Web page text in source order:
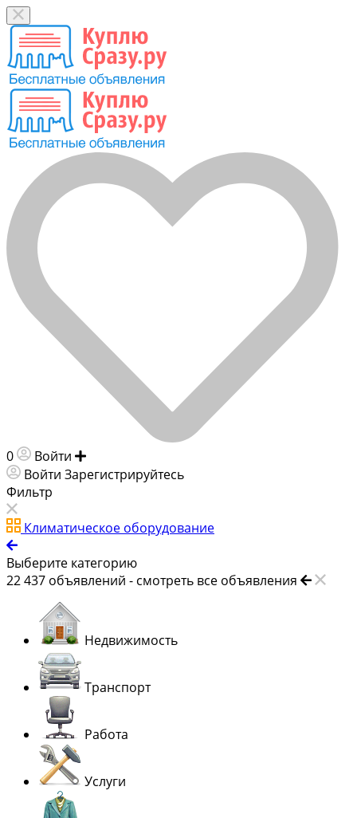
0 Войти
Войти Зарегистрируйтесь
Фильтр
Климатическое оборудование
Выберите категорию
22 437 объявлений - смотреть все объявления
Недвижимость
Транспорт
Работа
Услуги